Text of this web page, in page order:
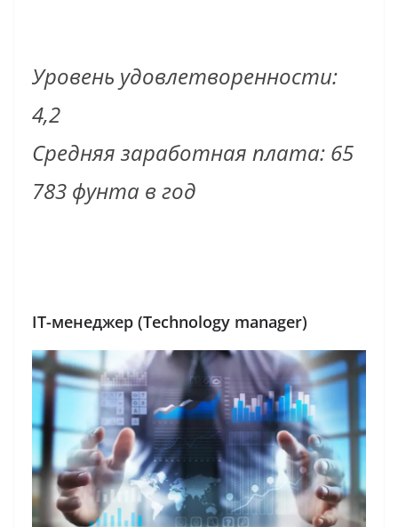
Уровень удовлетворенности:
4,2
Средняя заработная плата: 65
783 фунта в год
IT-менеджер (Technology manager)